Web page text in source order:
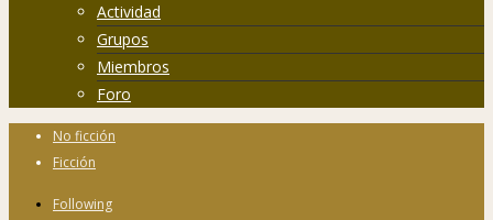
Actividad
Grupos
Miembros
Foro
No ficción
Ficción
Following